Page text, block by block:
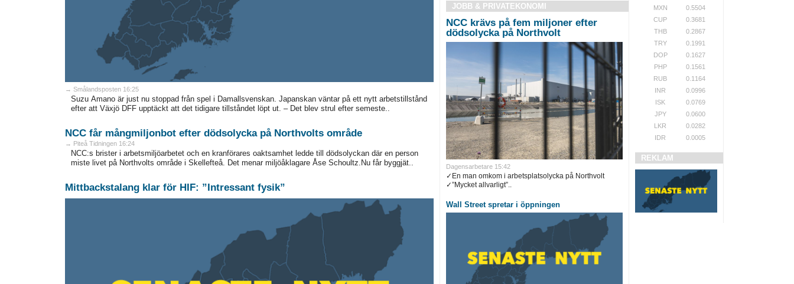
→ Smålandsposten 16:25
Suzu Amano är just nu stoppad från spel i Damallsvenskan. Japanskan väntar på ett nytt arbetstillstånd
efter att Växjö DFF upptäckt att det tidigare tillståndet löpt ut. – Det blev strul efter semeste..
NCC får mångmiljonbot efter dödsolycka på Northvolts område
→ Piteå Tidningen 16:24
NCC:s brister i arbetsmiljöarbetet och en kranförares oaktsamhet ledde till dödsolyckan där en person
miste livet på Northvolts område i Skellefteå. Det menar miljöåklagare Åse Schoultz.Nu får byggjät..
Mittbackstalang klar för HIF: ”Intressant fysik”
JOBB & PRIVATEKONOMI
NCC krävs på fem miljoner efter
dödsolycka på Northvolt
Dagensarbetare 15:42
✓En man omkom i arbetsplatsolycka på Northvolt
✓”Mycket allvarligt”..
Wall Street spretar i öppningen
MXN
0.5504
CUP
0.3681
THB
0.2867
TRY
0.1991
DOP
0.1627
PHP
0.1561
RUB
0.1164
INR
0.0996
ISK
0.0769
JPY
0.0600
LKR
0.0282
IDR
0.0005
REKLAM